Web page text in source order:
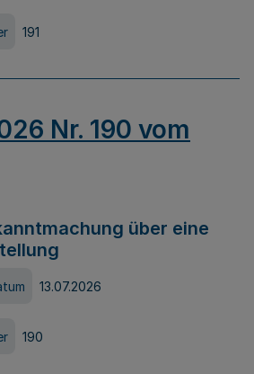
191
Nr. 190 vom
über eine
13.07.2026
190